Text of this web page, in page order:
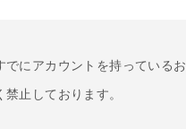
にアカウントを持っているお
止しております。